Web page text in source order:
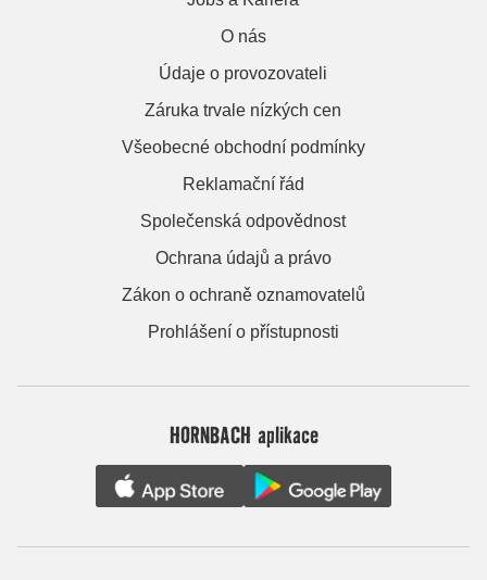
O nás
Údaje o provozovateli
Záruka trvale nízkých cen
Všeobecné obchodní podmínky
Reklamační řád
Společenská odpovědnost
Ochrana údajů a právo
Zákon o ochraně oznamovatelů
Prohlášení o přístupnosti
HORNBACH aplikace